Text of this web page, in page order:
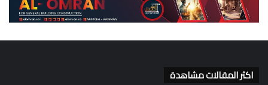
اكثر المقالات مشاهدة